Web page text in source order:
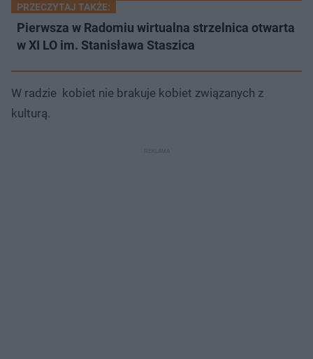
PRZECZYTAJ TAKŻE:
Pierwsza w Radomiu wirtualna strzelnica otwarta
w XI LO im. Stanisława Staszica
W radzie kobiet nie brakuje kobiet związanych z
kulturą.